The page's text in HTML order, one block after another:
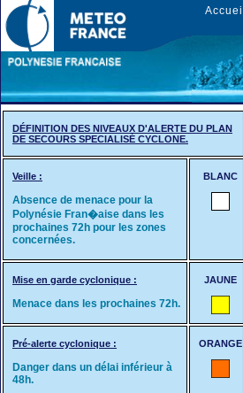
Accueil
DÉFINITION DES NIVEAUX D'ALERTE DU PLAN
DE SECOURS SPECIALISÉ CYCLONE.
Veille :
Absence de menace pour la
Polynésie Fran�aise dans les
prochaines 72h pour les zones
concernées.
BLANC
Mise en garde cyclonique :
Menace dans les prochaines 72h.
JAUNE
Pré-alerte cyclonique :
Danger dans un délai inférieur à
48h.
ORANGE